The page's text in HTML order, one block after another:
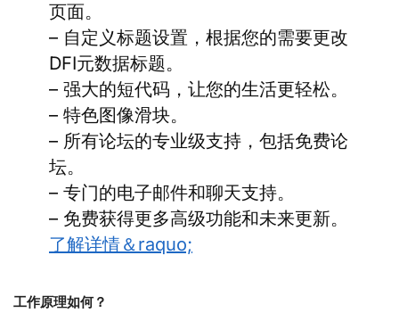
页面。
– 自定义标题设置，根据您的需要更改
DFI元数据标题。
– 强大的短代码，让您的生活更轻松。
– 特色图像滑块。
– 所有论坛的专业级支持，包括免费论
坛。
– 专门的电子邮件和聊天支持。
– 免费获得更多高级功能和未来更新。
了解详情＆raquo;
工作原理如何？